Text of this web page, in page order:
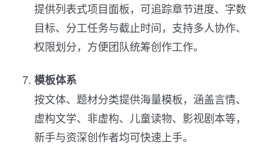
提供列表式项目面板，可追踪章节进度、字数
目标、分工任务与截止时间，支持多人协作、
权限划分，方便团队统筹创作工作。
模板体系
按文体、题材分类提供海量模板，涵盖言情、
虚构文学、非虚构、儿童读物、影视剧本等，
新手与资深创作者均可快速上手。